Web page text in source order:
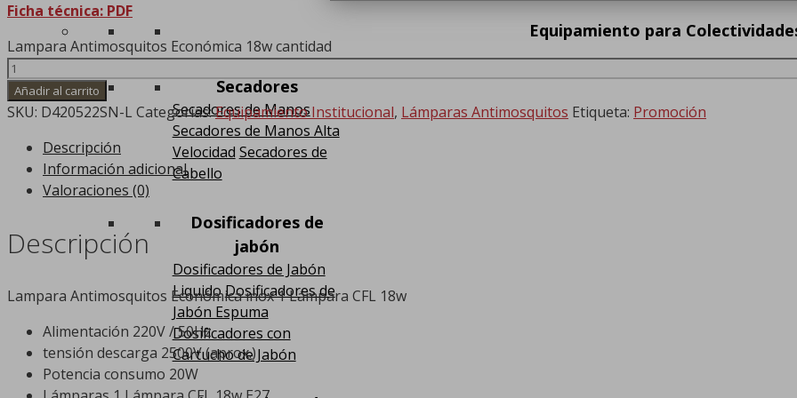
Equipamiento para
Secadores
Secadores de Manos
Secadores de Manos Alta
Velocidad Secadores de
Cabello
Dosificadores de
jabón
Dosificadores de Jabón
LiquidoDosificadores de
Jabón Espuma
Dosificadores con
Cartucho de Jabón
Ficha técnica: PDF
Lampara Antimosquitos Económica 18w cantidad
Añadir al carrito
SKU: D420522SN-L Categorías:Equipamiento Institucional, Lámparas Antimosquitos Etiqueta: Promoción
Descripción
Información adicional
Valoraciones (0)
Descripción
Lampara Antimosquitos Económica inox 1 Lámpara CFL 18w
Alimentación 220V / 50Hz
tensión descarga 2500V (aprox.)
Potencia consumo 20W